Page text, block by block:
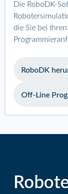
Die RoboDK-
die Sie bei
RoboDK
Off-Line